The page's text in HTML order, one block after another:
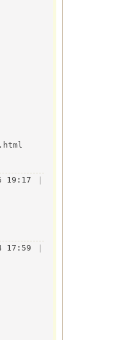
19:17 ｜
17:59 ｜